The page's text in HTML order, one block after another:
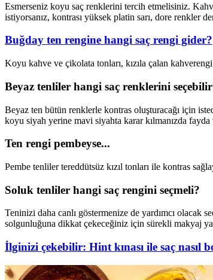
Esmerseniz koyu saç renklerini tercih etmelisiniz.
istiyorsanız, kontrası yüksek platin sarı, dore renkler
Buğday ten rengine hangi saç rengi gider?
Koyu kahve ve çikolata tonları, kızıla çalan
Beyaz tenliler hangi saç renklerini
Beyaz ten bütün renklerle kontras oluşturacağı için
koyu siyah yerine mavi siyahta karar kılmanızda fayda
Ten rengi pembeyse...
Pembe tenliler tereddütsüz kızıl tonları ile kontras
Soluk tenliler hangi saç rengini seçmeli?
Teninizi daha canlı göstermenize de yardımcı olacak
solgunluğuna dikkat çekeceğiniz için sürekli makyaj
İlginizi çekebilir: Hint kınası ile saç nasıl